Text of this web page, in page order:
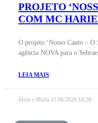
PROJETO
COM MC
O projeto ‘Nosso Canto – O
agência NOVA para o
LEIA MAIS
Meio e Midia 11/06/2026 16:28